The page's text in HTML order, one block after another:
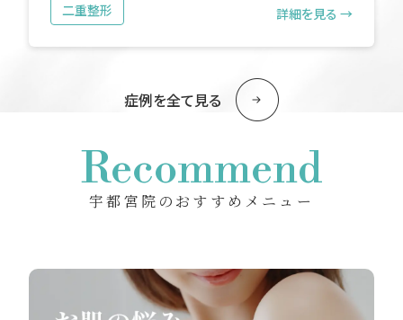
二重整形 詳細を見る →
症例を全て見る
Recommend
宇都宮院のおすすめメニュー